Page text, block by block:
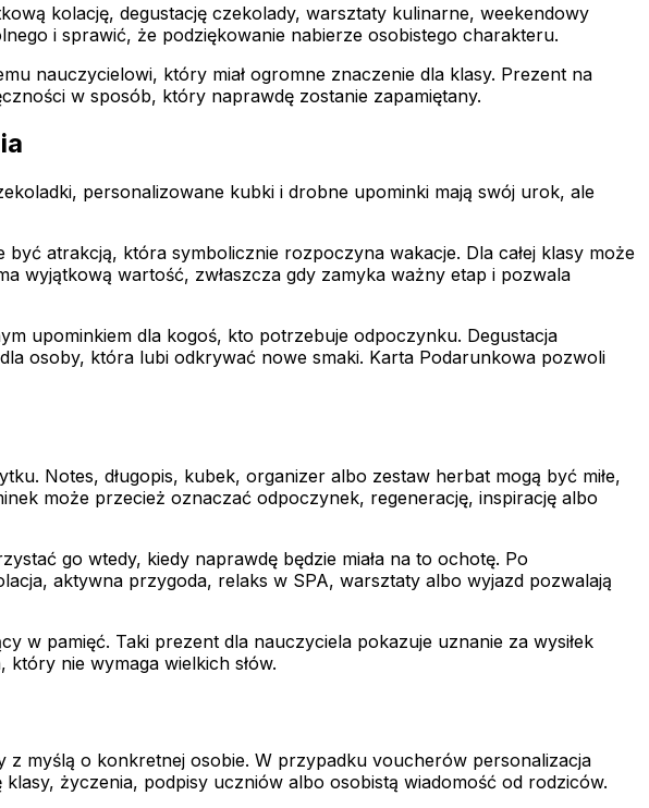
kolację, degustację czekolady, warsztaty kulinarne, weekendowy
i sprawić, że podziękowanie nabierze osobistego charakteru.
nauczycielowi, który miał ogromne znaczenie dla klasy. Prezent na
w sposób, który naprawdę zostanie zapamiętany.
personalizowane kubki i drobne upominki mają swój urok, ale
atrakcją, która symbolicznie rozpoczyna wakacje. Dla całej klasy może
wyjątkową wartość, zwłaszcza gdy zamyka ważny etap i pozwala
upominkiem dla kogoś, kto potrzebuje odpoczynku. Degustacja
osoby, która lubi odkrywać nowe smaki. Karta Podarunkowa pozwoli
Notes, długopis, kubek, organizer albo zestaw herbat mogą być miłe,
może przecież oznaczać odpoczynek, regenerację, inspirację albo
go wtedy, kiedy naprawdę będzie miała na to ochotę. Po
aktywna przygoda, relaks w SPA, warsztaty albo wyjazd pozwalają
w pamięć. Taki prezent dla nauczyciela pokazuje uznanie za wysiłek
nie wymaga wielkich słów.
myślą o konkretnej osobie. W przypadku voucherów personalizacja
życzenia, podpisy uczniów albo osobistą wiadomość od rodziców.